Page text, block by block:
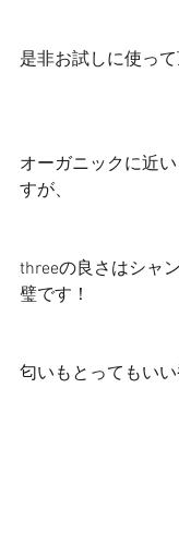
是非お試しに使って
オーガニックに近
すが、
threeの良さはシャ
璧です！
匂いもとってもい